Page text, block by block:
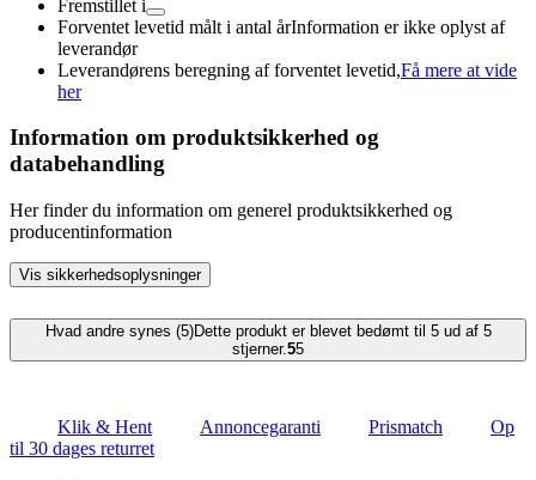
Fremstillet i
Forventet levetid målt i antal årInformation er ikke oplyst af
leverandør
Leverandørens beregning af forventet levetid,Få mere at vide
her
Information om produktsikkerhed og
databehandling
Her finder du information om generel produktsikkerhed og
producentinformation
Vis sikkerhedsoplysninger
Hvad andre synes (5)Dette produkt er blevet bedømt til 5 ud af 5
stjerner.55
Klik & Hent Annoncegaranti Prismatch
Op
til 30 dages returret